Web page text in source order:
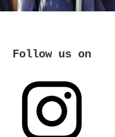
Follow us on